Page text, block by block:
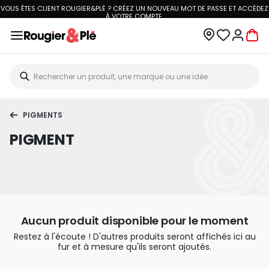
VOUS ÊTES CLIENT ROUGIER&PLÉ ? CRÉEZ UN NOUVEAU MOT DE PASSE ET ACCÉDEZ
ÀVOTRE COMPTE.
PIGMENTS
PIGMENT
Aucun produit disponible pour le moment
Restez à l'écoute ! D'autres produits seront affichés ici au
fur et à mesure qu'ils seront ajoutés.